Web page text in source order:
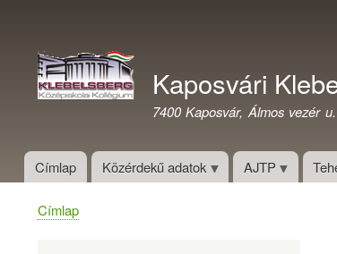
fiók
menüje
Kaposvári
7400 Kaposvár, Álmos vezér
Címlap Közérdekű adatok AJTP
Morzsa
Címlap